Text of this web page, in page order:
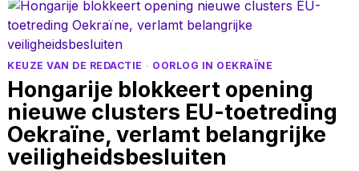
KEUZE VAN DE REDACTIE · OORLOG IN OEKRAÏNE
Hongarije blokkeert opening
nieuwe clusters EU-toetreding
Oekraïne, verlamt belangrijke
veiligheidsbesluiten